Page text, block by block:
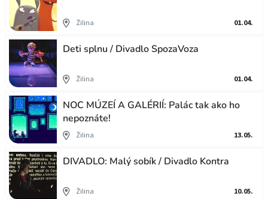
Žilina 01.04.
Deti splnu / Divadlo SpozaVoza
Žilina 01.04.
NOC MÚZEÍ A GALÉRIÍ: Palác tak ako ho
nepoznáte!
Žilina 13.05.
DIVADLO: Malý sobík / Divadlo Kontra
Žilina 10.05.